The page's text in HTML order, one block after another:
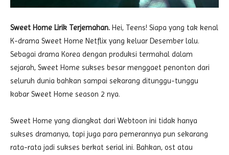
Sweet Home Lirik Terjemahan. Hei, Teens! Siapa yang tak kenal
K-drama Sweet Home Netflix yang keluar Desember lalu.
Sebagai drama Korea dengan produksi termahal dalam
sejarah, Sweet Home sukses besar menggaet penonton dari
seluruh dunia bahkan sampai sekarang ditunggu-tunggu
kabar Sweet Home season 2 nya.
Sweet Home yang diangkat dari Webtoon ini tidak hanya
sukses dramanya, tapi juga para pemerannya pun sekarang
rata-rata jadi sukses berkat serial ini. Bahkan, ost atau